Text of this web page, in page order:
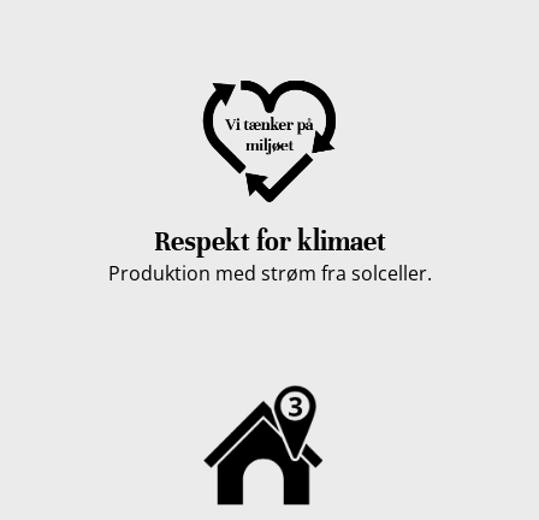
Respekt for klimaet
Produktion med strøm fra solceller.